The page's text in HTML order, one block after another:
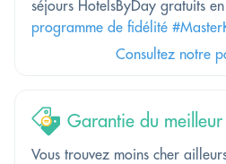
séjours HotelsByDay gratuits
programme de fidélité
Consultez notre
Garantie du
Vous trouvez moins cher